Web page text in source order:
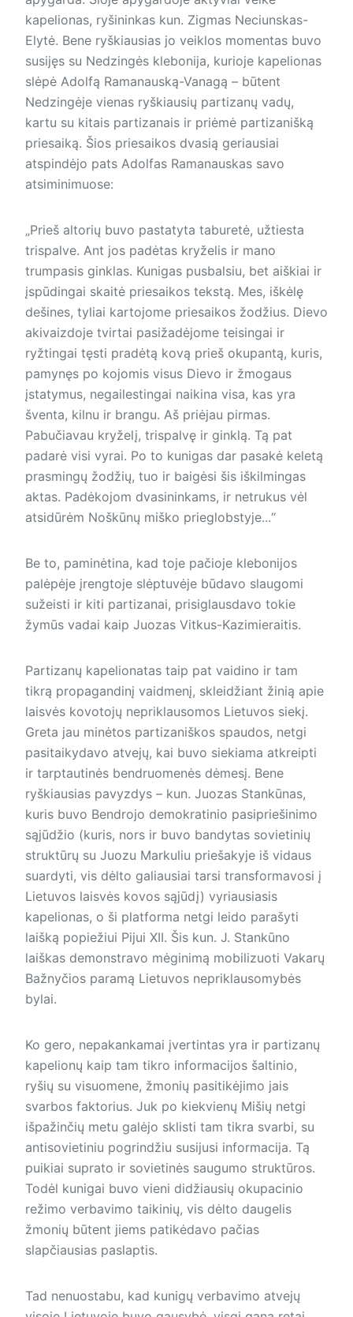
kapelionas, ryšininkas kun. Zigmas Neciunskas-
Elytė. Bene ryškiausias jo veiklos momentas buvo
susijęs su Nedzingės klebonija, kurioje kapelionas
slėpė Adolfą Ramanauską-Vanagą – būtent
Nedzingėje vienas ryškiausių partizanų vadų,
kartu su kitais partizanais ir priėmė partizanišką
priesaiką. Šios priesaikos dvasią geriausiai
atspindėjo pats Adolfas Ramanauskas savo
atsiminimuose:
„Prieš altorių buvo pastatyta taburetė, užtiesta
trispalve. Ant jos padėtas kryželis ir mano
trumpasis ginklas. Kunigas pusbalsiu, bet aiškiai ir
įspūdingai skaitė priesaikos tekstą. Mes, iškėlę
dešines, tyliai kartojome priesaikos žodžius. Dievo
akivaizdoje tvirtai pasižadėjome teisingai ir
ryžtingai tęsti pradėtą kovą prieš okupantą, kuris,
pamynęs po kojomis visus Dievo ir žmogaus
įstatymus, negailestingai naikina visa, kas yra
šventa, kilnu ir brangu. Aš priėjau pirmas.
Pabučiavau kryželį, trispalvę ir ginklą. Tą pat
padarė visi vyrai. Po to kunigas dar pasakė keletą
prasmingų žodžių, tuo ir baigėsi šis iškilmingas
aktas. Padėkojom dvasininkams, ir netrukus vėl
atsidūrėm Noškūnų miško prieglobstyje...“
Be to, paminėtina, kad toje pačioje klebonijos
palėpėje įrengtoje slėptuvėje būdavo slaugomi
sužeisti ir kiti partizanai, prisiglausdavo tokie
žymūs vadai kaip Juozas Vitkus-Kazimieraitis.
Partizanų kapelionatas taip pat vaidino ir tam
tikrą propagandinį vaidmenį, skleidžiant žinią apie
laisvės kovotojų nepriklausomos Lietuvos siekį.
Greta jau minėtos partizaniškos spaudos, netgi
pasitaikydavo atvejų, kai buvo siekiama atkreipti
ir tarptautinės bendruomenės dėmesį. Bene
ryškiausias pavyzdys – kun. Juozas Stankūnas,
kuris buvo Bendrojo demokratinio pasipriešinimo
sąjūdžio (kuris, nors ir buvo bandytas sovietinių
struktūrų su Juozu Markuliu priešakyje iš vidaus
suardyti, vis dėlto galiausiai tarsi transformavosi į
Lietuvos laisvės kovos sąjūdį) vyriausiasis
kapelionas, o ši platforma netgi leido parašyti
laišką popiežiui Pijui XII. Šis kun. J. Stankūno
laiškas demonstravo mėginimą mobilizuoti Vakarų
Bažnyčios paramą Lietuvos nepriklausomybės
bylai.
Ko gero, nepakankamai įvertintas yra ir partizanų
kapelionų kaip tam tikro informacijos šaltinio,
ryšių su visuomene, žmonių pasitikėjimo jais
svarbos faktorius. Juk po kiekvienų Mišių netgi
išpažinčių metu galėjo sklisti tam tikra svarbi, su
antisovietiniu pogrindžiu susijusi informacija. Tą
puikiai suprato ir sovietinės saugumo struktūros.
Todėl kunigai buvo vieni didžiausių okupacinio
režimo verbavimo taikinių, vis dėlto daugelis
žmonių būtent jiems patikėdavo pačias
slapčiausias paslaptis.
Tad nenuostabu, kad kunigų verbavimo atvejų